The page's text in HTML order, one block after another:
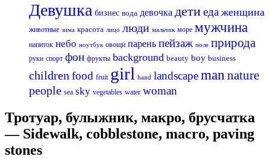
Девушка бизнес вода девочка детиеда женщина
животные зима красота лицо люди мальчик море мужчина
напиток небо ноутбук овощи парень пейзаж поле природа
руки спорт фон фрукты background beauty boy business
childrenfood fruit girl hand landscapeman nature
people sea sky vegetables water woman
Тротуар, булыжник, макро, брусчатка
— Sidewalk, cobblestone, macro, paving
stones